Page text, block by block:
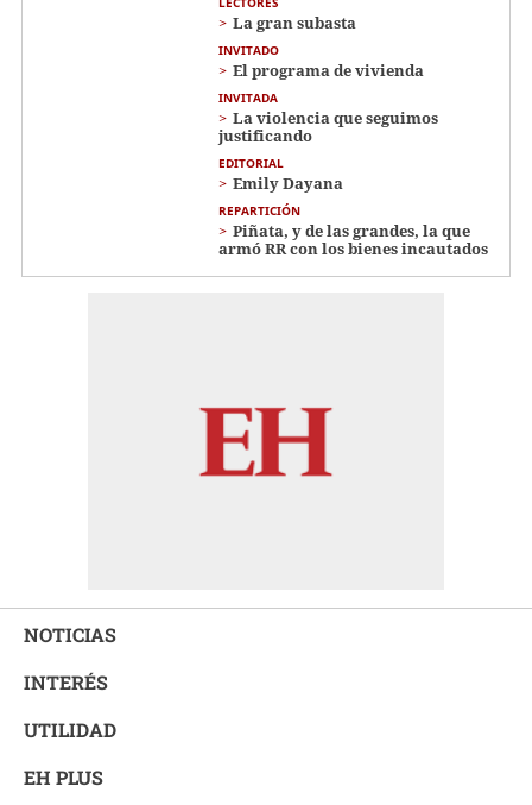
La gran subasta
INVITADO
El programa de vivienda
INVITADA
La violencia que seguimos
justificando
EDITORIAL
Emily Dayana
REPARTICIÓN
Piñata, y de las grandes, la que
armó RR con los bienes incautados
NOTICIAS
INTERÉS
UTILIDAD
EH PLUS